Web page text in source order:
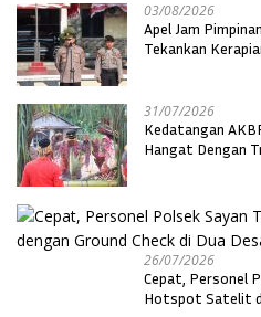
03/08/2026
Apel Jam
Tekankan
31/07/2026
Kedatangan
Hangat Dengan
26/07/2026
Cepat, Personel
Hotspot Satelit